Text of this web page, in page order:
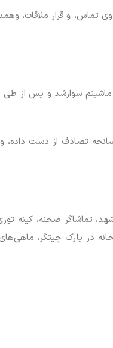
تماس، و قرار ملاقات،
سوارشد و پس از طی
تماشاگر صحنه، کینه
در پارک چیتگر، ماهی‌های